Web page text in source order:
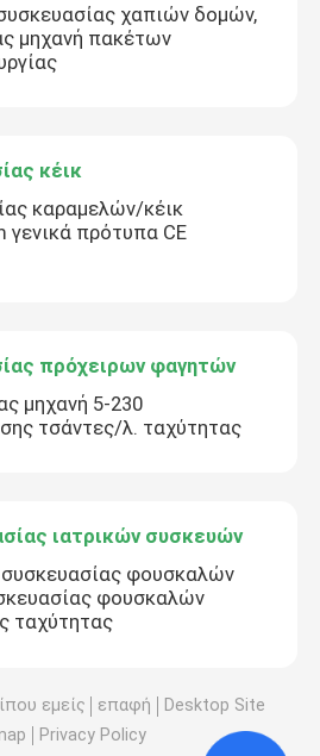
χαπιών δομών,
μηχανή πακέτων
κέικ
καραμελών/κέικ
γενικά πρότυπα CE
πρόχειρων φαγητών
μηχανή 5-230
τσάντες/λ. ταχύτητας
ιατρικών συσκευών
συσκευασίας φουσκαλών
φουσκαλών
ταχύτητας
εμείς επαφή
Desktop Site
Privacy Policy